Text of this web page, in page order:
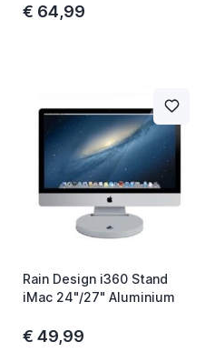
€ 64,99
Rain Design i360 Stand
iMac 24"/27" Aluminium
€ 49,99